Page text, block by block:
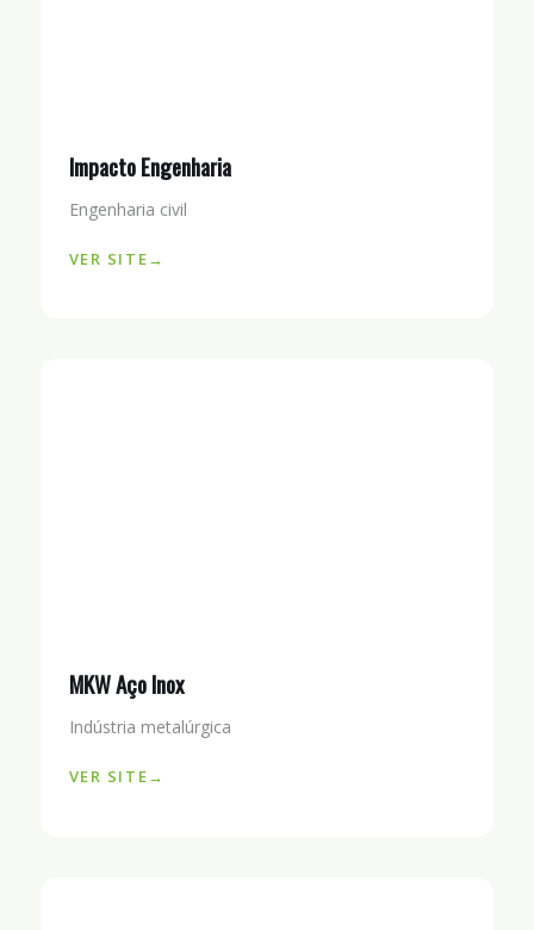
Impacto Engenharia
Engenharia civil
VER SITE
MKW Aço Inox
Indústria metalúrgica
VER SITE